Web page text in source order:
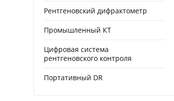
Рентгеновский дифрактометр
Промышленный КТ
Цифровая система
рентгеновского контроля
Портативный DR